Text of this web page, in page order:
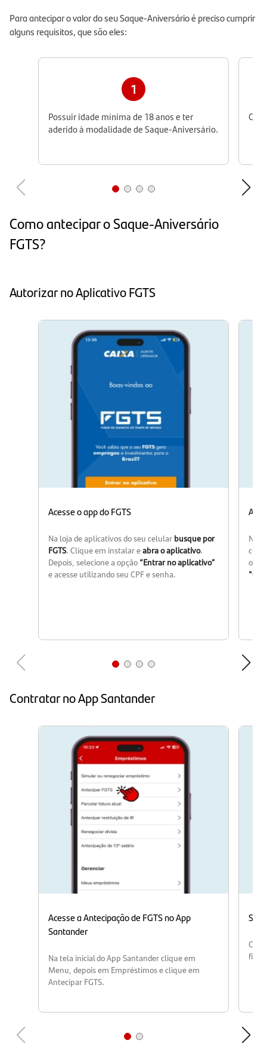
Para antecipar o valor do seu Saque-Aniversário é preciso cumprir
alguns requisitos, que são eles:
1
Possuir idade mínima de 18 anos e ter
aderido à modalidade de Saque-Aniversário.
Como antecipar o Saque-Aniversário
FGTS?
Autorizar no Aplicativo FGTS
Acesse o app do FGTS
Na loja de aplicativos do seu celular busque por
FGTS. Clique em instalar eabra o aplicativo.
Depois, selecione a opção “Entrar no aplicativo”
e acesse utilizando seu CPF e senha.
Na
os
Contratar no App Santander
Acesse a Antecipação de FGTS no App
Santander
Na tela inicial do App Santander clique em
Menu, depois em Empréstimos e clique em
Antecipar FGTS.